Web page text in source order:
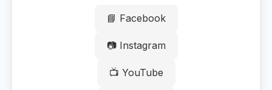
📘 Facebook
📷 Instagram
📺 YouTube